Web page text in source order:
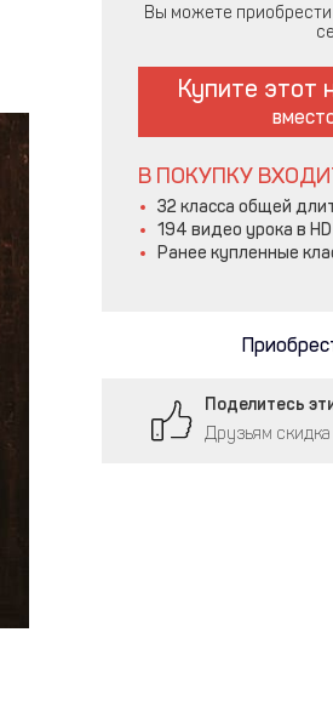
Вы можете
Купите этот
В ПОКУПКУ
32 класса общей
194 видео урока в HD
Ранее купленные
Поделитесь
Друзьям